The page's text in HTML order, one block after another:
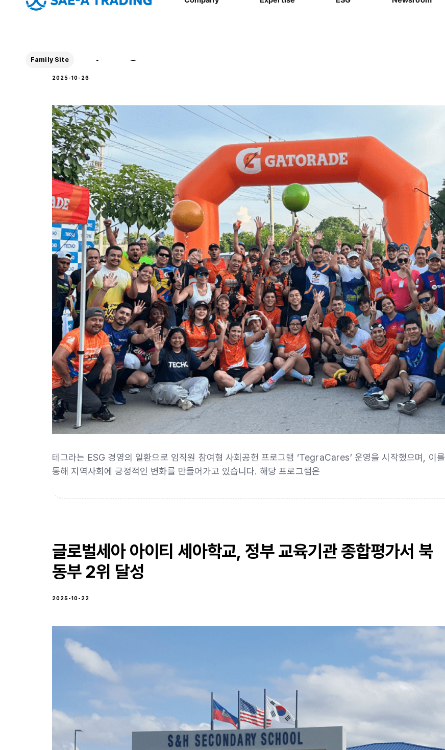
Family Site테그라, ‘Tegra Run 25’ 마라톤 통해 지역사회 나눔 실천
2025-10-26
테그라는 ESG 경영의 일환으로 임직원 참여형 사회공헌 프로그램 ‘TegraCares’ 운영을 시작했으며, 이를
통해 지역사회에 긍정적인 변화를 만들어가고 있습니다. 해당 프로그램은
글로벌세아 아이티 세아학교, 정부 교육기관 종합평가서 북
동부 2위 달성
2025-10-22